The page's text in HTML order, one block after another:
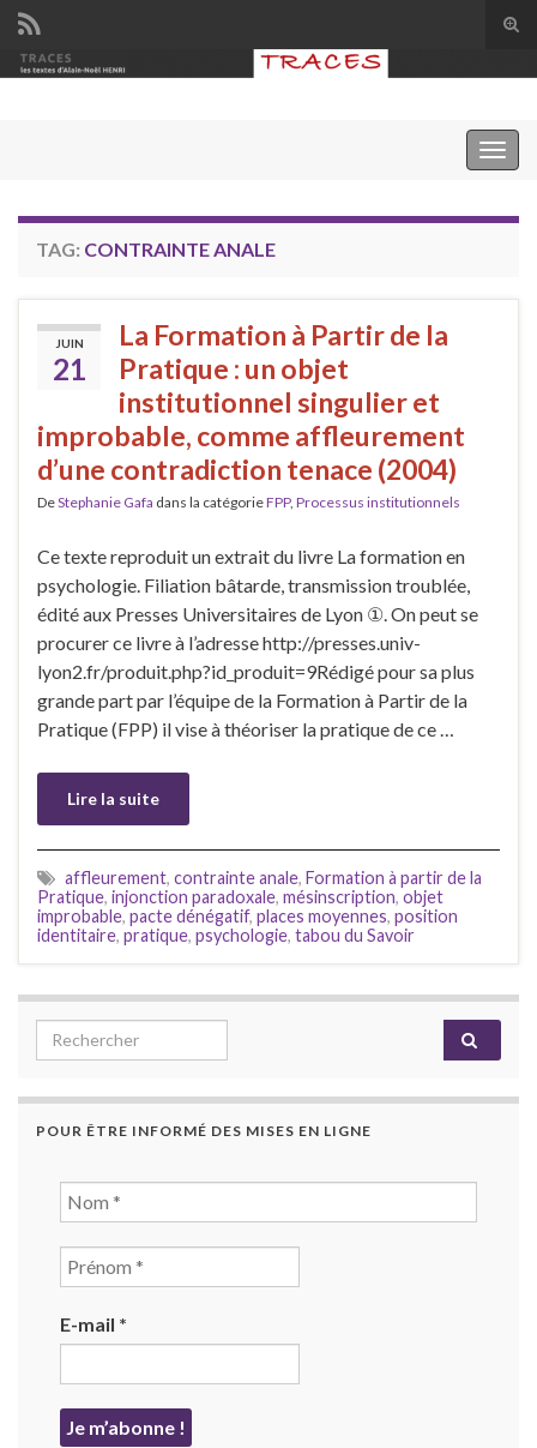
Search for:
TAG: CONTRAINTE ANALE
JUIN
21
La Formation à Partir de la
Pratique : un objet
institutionnel singulier et
improbable, comme affleurement
d’une contradiction tenace (2004)
DeStephanie Gafa dans la catégorieFPP, Processus institutionnels
Ce texte reproduit un extrait du livre La formation en
psychologie. Filiation bâtarde, transmission troublée,
édité aux Presses Universitaires de Lyon ①. On peut se
procurer ce livre à l’adresse http://presses.univ-
lyon2.fr/produit.php?id_produit=9Rédigé pour sa plus
grande part par l’équipe de la Formation à Partir de la
Pratique (FPP) il vise à théoriser la pratique de ce …
Lire la suite
affleurement, contrainte anale, Formation à partir de la
Pratique, injonction paradoxale, mésinscription, objet
improbable, pacte dénégatif, places moyennes, position
identitaire, pratique, psychologie, tabou du Savoir
Search for:
POUR ÊTRE INFORMÉ DES MISES EN LIGNE
E-mail *